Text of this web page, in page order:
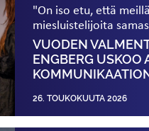
"On iso etu, että
miesluistelijoita
VUODEN
ENGBERG USKOO
26. TOUKOKUUTA 2026